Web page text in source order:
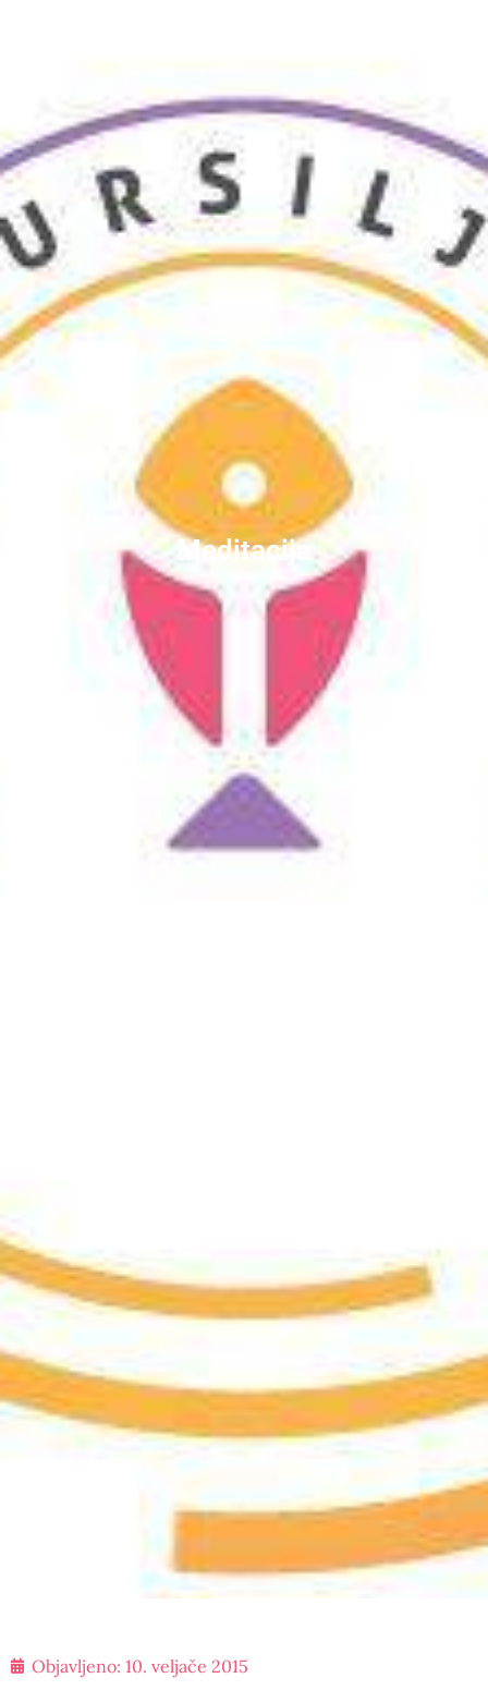
Meditacija
Objavljeno: 10. veljače 2015